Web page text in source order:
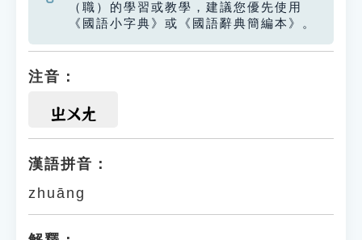
（職）的學習或教學，建議您優先使用
《國語小字典》或《國語辭典簡編本》。
注音：
ㄓㄨㄤ
漢語拼音：
zhuāng